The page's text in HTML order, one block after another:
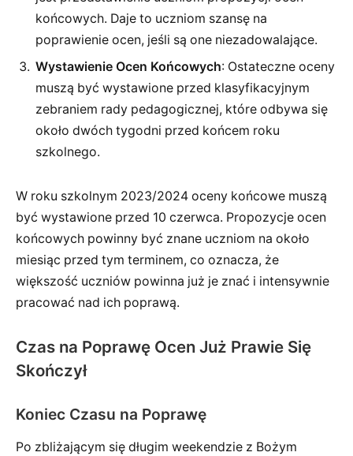
końcowych. Daje to uczniom szansę na
poprawienie ocen, jeśli są one niezadowalające.
Wystawienie Ocen Końcowych: Ostateczne oceny
muszą być wystawione przed klasyfikacyjnym
zebraniem rady pedagogicznej, które odbywa się
około dwóch tygodni przed końcem roku
szkolnego.
W roku szkolnym 2023/2024 oceny końcowe muszą
być wystawione przed 10 czerwca. Propozycje ocen
końcowych powinny być znane uczniom na około
miesiąc przed tym terminem, co oznacza, że
większość uczniów powinna już je znać i intensywnie
pracować nad ich poprawą.
Czas na Poprawę Ocen Już Prawie Się
Skończył
Koniec Czasu na Poprawę
Po zbliżającym się długim weekendzie z Bożym